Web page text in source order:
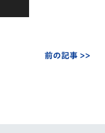
前の記事 >>